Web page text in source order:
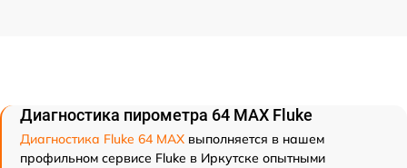
Диагностика пирометра 64 MAX Fluke
Диагностика Fluke 64 MAX выполняется в нашем
профильном сервисе Fluke в Иркутске опытными